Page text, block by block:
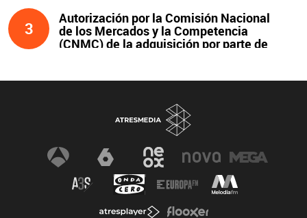
3
Autorización por la Comisión Nacional
de los Mercados y la Competencia
(CNMC) de la adquisición por parte de
compromisos asumidos